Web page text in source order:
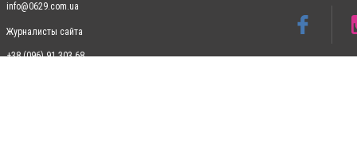
info@0629.com.ua
Журналисты сайта
+38 (096) 91 303 68